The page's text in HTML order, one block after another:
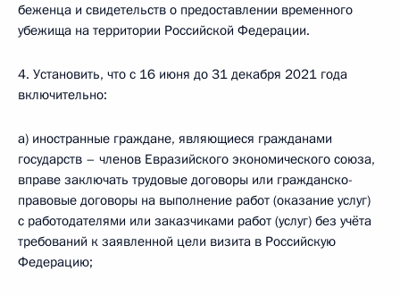
беженца и свидетельств о предоставлении временного
убежища на территории Российской Федерации.
4. Установить, что с 16 июня до 31 декабря 2021 года
включительно:
а) иностранные граждане, являющиеся гражданами
государств – членов Евразийского экономического союза,
вправе заключать трудовые договоры или гражданско-
правовые договоры на выполнение работ (оказание услуг)
с работодателями или заказчиками работ (услуг) без учёта
требований к заявленной цели визита в Российскую
Федерацию;